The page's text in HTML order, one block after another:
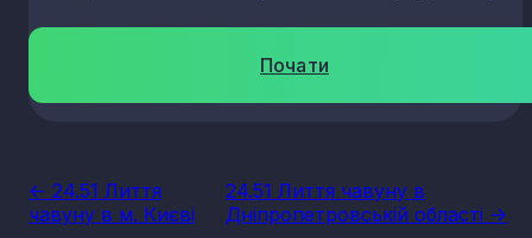
Почати
<- 24.51 Лиття
чавуну в м. Києві
24.51 Лиття чавуну в
Дніпропетровській області ->